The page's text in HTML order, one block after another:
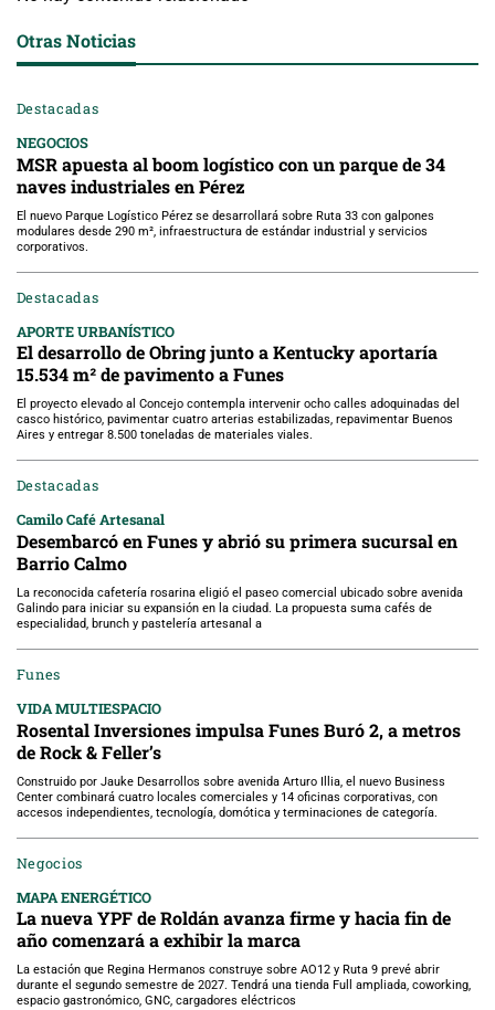
Otras Noticias
Destacadas
NEGOCIOS
MSR apuesta al boom logístico con un parque de 34
naves industriales en Pérez
El nuevo Parque Logístico Pérez se desarrollará sobre Ruta 33 con galpones
modulares desde 290 m², infraestructura de estándar industrial y servicios
corporativos.
Destacadas
APORTE URBANÍSTICO
El desarrollo de Obring junto a Kentucky aportaría
15.534 m² de pavimento a Funes
El proyecto elevado al Concejo contempla intervenir ocho calles adoquinadas del
casco histórico, pavimentar cuatro arterias estabilizadas, repavimentar Buenos
Aires y entregar 8.500 toneladas de materiales viales.
Destacadas
Camilo Café Artesanal
Desembarcó en Funes y abrió su primera sucursal en
Barrio Calmo
La reconocida cafetería rosarina eligió el paseo comercial ubicado sobre avenida
Galindo para iniciar su expansión en la ciudad. La propuesta suma cafés de
especialidad, brunch y pastelería artesanal a
Funes
VIDA MULTIESPACIO
Rosental Inversiones impulsa Funes Buró 2, a metros
de Rock & Feller’s
Construido por Jauke Desarrollos sobre avenida Arturo Illia, el nuevo Business
Center combinará cuatro locales comerciales y 14 oficinas corporativas, con
accesos independientes, tecnología, domótica y terminaciones de categoría.
Negocios
MAPA ENERGÉTICO
La nueva YPF de Roldán avanza firme y hacia fin de
año comenzará a exhibir la marca
La estación que Regina Hermanos construye sobre AO12 y Ruta 9 prevé abrir
durante el segundo semestre de 2027. Tendrá una tienda Full ampliada, coworking,
espacio gastronómico, GNC, cargadores eléctricos